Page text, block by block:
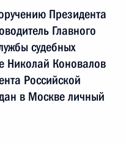
Президента
Главного
судебных
Николай Коновалов
Российской
в Москве личный